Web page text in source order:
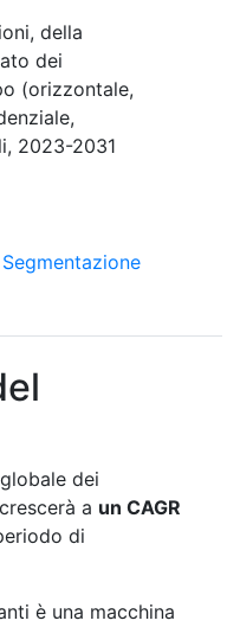
della
dei
(orizzontale,
2023-2031
Segmentazione
dei
a un CAGR
di
è una macchina